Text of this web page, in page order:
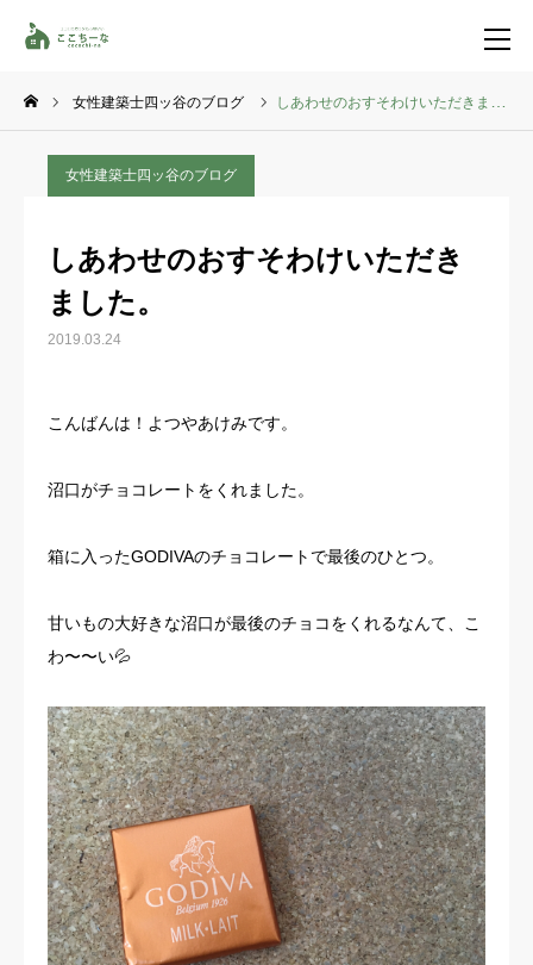
女性建築士四ッ谷のブログ しあわせのおすそわけいただきました。
女性建築士四ッ谷のブログ
しあわせのおすそわけいただき
ました。
2019.03.24
こんばんは！よつやあけみです。
沼口がチョコレートをくれました。
箱に入ったGODIVAのチョコレートで最後のひとつ。
甘いもの大好きな沼口が最後のチョコをくれるなんて、こ
わ〜〜い💦
お問い合わせ
LINE登録
HOME
よくある質問
会社概要